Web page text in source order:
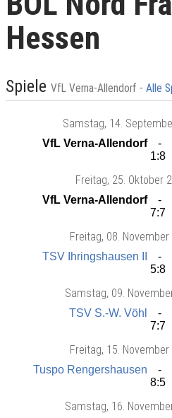
Hessen
Spiele VfL Verna-Allendorf - Alle
Samstag, 14.
VfL Verna-Allendorf
1:8
Freitag, 25. Oktober
VfL Verna-Allendorf
7:7
Freitag, 08.
TSV Ihringshausen II
5:8
Samstag, 09.
TSV S.-W. Vöhl
7:7
Freitag, 15.
Tuspo Rengershausen
8:5
Samstag, 16.